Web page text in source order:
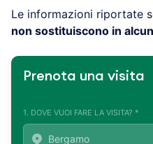
Le informazioni riportate
non sostituiscono in
Prenota una visita
1. DOVE VUOI FARE LA VISITA? *